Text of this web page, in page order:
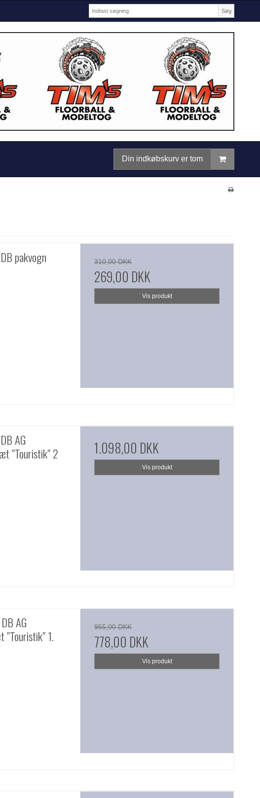
Søg
Din indkøbskurv er tom
pakvogn
310,00 DKK
269,00 DKK
Vis produkt
AG
"Touristik" 2
1.098,00 DKK
Vis produkt
AG
"Touristik" 1.
955,00 DKK
778,00 DKK
Vis produkt